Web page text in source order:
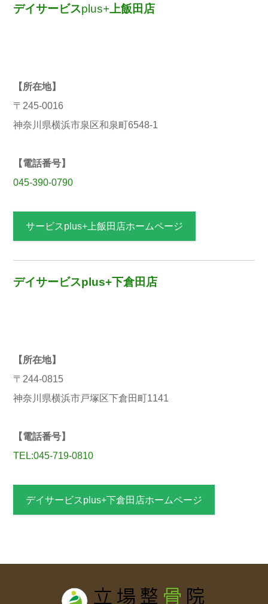
デイサービスplus+ 上飯田店
【所在地】
〒245-0016
神奈川県横浜市泉区和泉町6548-1
【電話番号】
045-390-0790
サービスplus+上飯田店ホームページ
デイサービスplus+下倉田店
【所在地】
〒244-0815
神奈川県横浜市戸塚区下倉田町1141
【電話番号】
TEL:045-719-0810
デイサービスplus+下倉田店ホームページ